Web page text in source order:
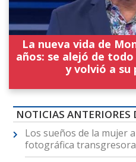
La nueva vida de
años: se alejó de
y volvió a su
NOTICIAS ANTERIORES
Los sueños de la mujer
fotográfica transgresora